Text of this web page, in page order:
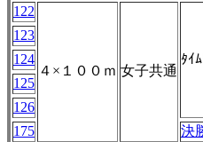
122
４×１００ｍ 女子共通
ﾀｲ
123
124
125
126
175
決